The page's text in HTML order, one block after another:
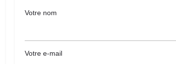
Votre nom
Votre e-mail